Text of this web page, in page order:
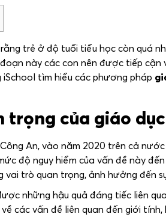
trẻ ở độ tuổi tiểu học còn quá
đoạn này các con nên được tiếp
tìm hiểu các phương pháp
trọng của giáo
An, vào năm 2020 trên cả
độ nguy hiểm của vấn đề này
vai trò quan trọng, ảnh hưởng đến
những hậu quả đáng tiếc liên
các vấn đề liên quan đến giới